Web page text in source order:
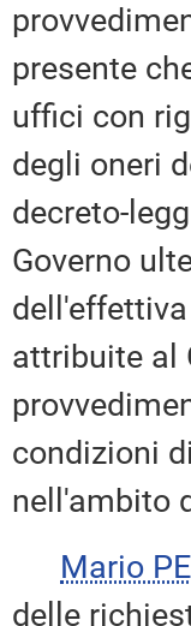
presente
uffici con
degli oneri
decreto-
Governo
attribuite al
condizioni
nell'ambito
Mario
delle